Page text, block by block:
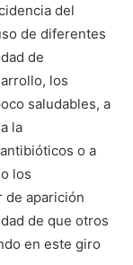
del
de diferentes
de
los
saludables, a
la
o a
los
de aparición
de que otros
en este giro